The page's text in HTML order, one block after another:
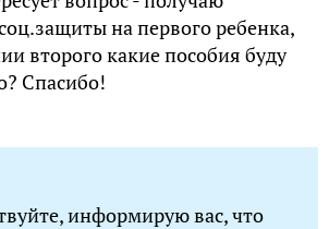
на первого ребенка,
второго какие пособия буду
Спасибо!
информирую вас, что